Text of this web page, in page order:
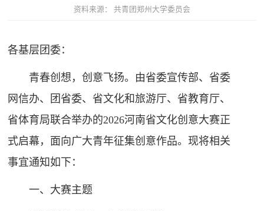
资料来源： 共青团郑州大学委员会
各基层团委：
青春创想，创意飞扬。由省委宣传部、省委
网信办、团省委、省文化和旅游厅、省教育厅、
省体育局联合举办的2026河南省文化创意大赛正
式启幕，面向广大青年征集创意作品。现将相关
事宜通知如下：
一、大赛主题